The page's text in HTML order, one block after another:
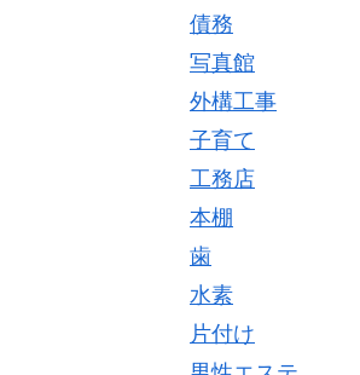
債務
写真館
外構工事
子育て
工務店
本棚
歯
水素
片付け